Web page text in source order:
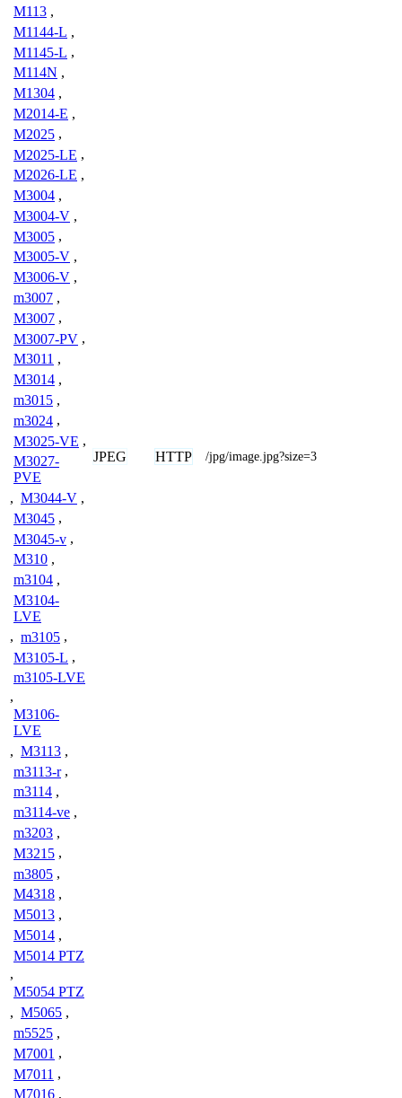
M113 ,
M1144-L ,
M1145-L ,
M114N ,
M1304 ,
M2014-E ,
M2025 ,
M2025-LE ,
M2026-LE ,
M3004 ,
M3004-V ,
M3005 ,
M3005-V ,
M3006-V ,
m3007 ,
M3007 ,
M3007-PV ,
M3011 ,
M3014 ,
m3015 ,
m3024 ,
M3025-VE ,
M3027-
PVE
, M3044-V ,
M3045 ,
M3045-v ,
M310 ,
m3104 ,
M3104-
LVE
, m3105 ,
M3105-L ,
m3105-LVE
,
M3106-
LVE
, M3113 ,
m3113-r ,
m3114 ,
m3114-ve ,
m3203 ,
M3215 ,
m3805 ,
M4318 ,
M5013 ,
M5014 ,
M5014 PTZ
,
M5054 PTZ
, M5065 ,
m5525 ,
M7001 ,
M7011 ,
M7016 ,
JPEG HTTP /jpg/image.jpg?size=3